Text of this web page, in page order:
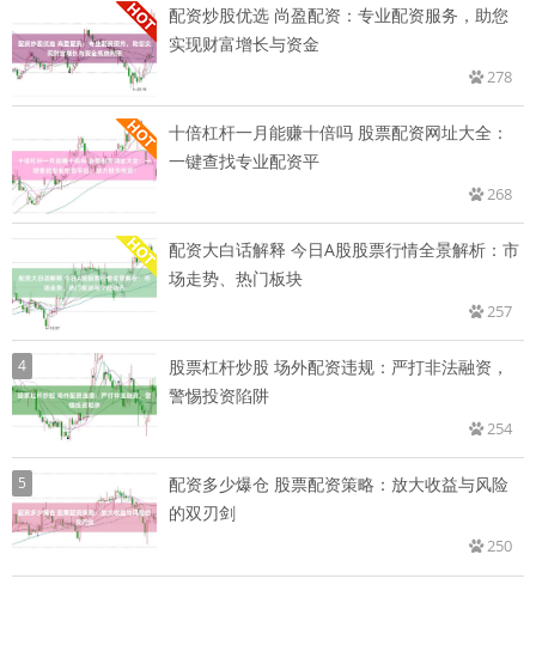
配资炒股优选 尚盈配资：专业配资服务，助您
实现财富增长与资金
278
十倍杠杆一月能赚十倍吗 股票配资网址大全：
一键查找专业配资平
268
配资大白话解释 今日A股股票行情全景解析：市
场走势、热门板块
257
4
股票杠杆炒股 场外配资违规：严打非法融资，
警惕投资陷阱
254
5
配资多少爆仓 股票配资策略：放大收益与风险
的双刃剑
250